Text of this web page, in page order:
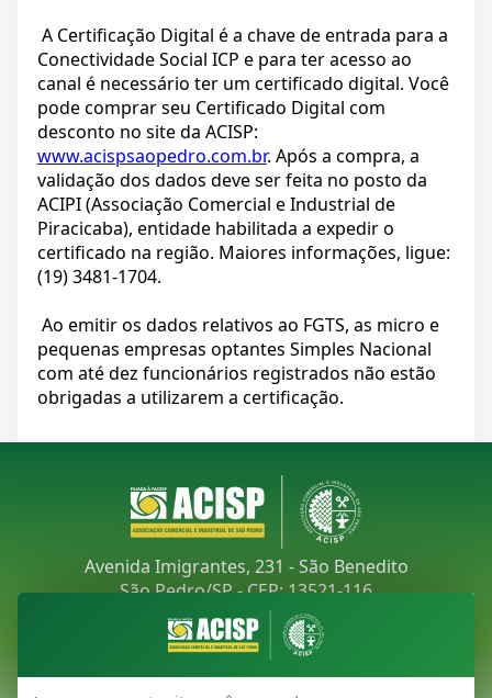
A Certificação Digital é a chave de entrada para a
Conectividade Social ICP e para ter acesso ao
canal é necessário ter um certificado digital. Você
pode comprar seu Certificado Digital com
desconto no site da ACISP:
www.acispsaopedro.com.br. Após a compra, a
validação dos dados deve ser feita no posto da
ACIPI (Associação Comercial e Industrial de
Piracicaba), entidade habilitada a expedir o
certificado na região. Maiores informações, ligue:
(19) 3481-1704.
Ao emitir os dados relativos ao FGTS, as micro e
pequenas empresas optantes Simples Nacional
com até dez funcionários registrados não estão
obrigadas a utilizarem a certificação.
Avenida Imigrantes, 231 - São Benedito
São Pedro/SP - CEP: 13521-116
Telefone:(19) 3481-9030
acisp@acispsaopedro.com.br